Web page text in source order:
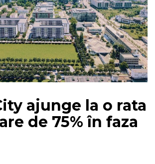
ajunge la o rata
de 75% în faza